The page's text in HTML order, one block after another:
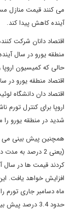
آینده کاهش پیدا کند.
اقتصاد دانان شرکت
حالی که کمیسیون اروپا
اقتصاد دان دانشگاه
اروپا برای کنترل تورم
شدید در منطقه یورو
همچنین پیش بینی می
(یعنی 2 درصد
افزایش خواهد یافت.
حدود 3.4